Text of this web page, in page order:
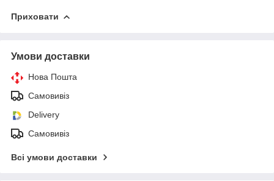
Приховати
Умови доставки
Нова Пошта
Самовивіз
Delivery
Самовивіз
Всі умови доставки